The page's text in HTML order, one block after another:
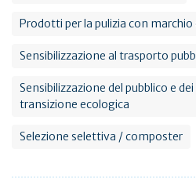
Prodotti per la pulizia con
Sensibilizzazione al trasporto
Sensibilizzazione del pubblico e
transizione ecologica
Selezione selettiva / composter